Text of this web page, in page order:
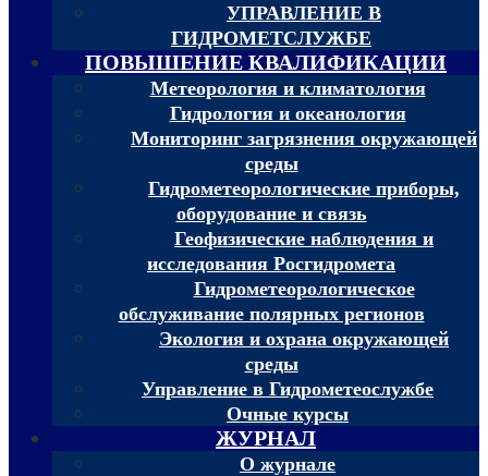
УПРАВЛЕНИЕ В
ГИДРОМЕТСЛУЖБЕ
ПОВЫШЕНИЕ КВАЛИФИКАЦИИ
Метеорология и климатология
Гидрология и океанология
Мониторинг загрязнения окружающей
среды
Гидрометеорологические приборы,
оборудование и связь
Геофизические наблюдения и
исследования Росгидромета
Гидрометеорологическое
обслуживание полярных регионов
Экология и охрана окружающей
среды
Управление в Гидрометеослужбе
Очные курсы
ЖУРНАЛ
О журнале